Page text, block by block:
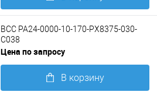
Подробнее
BCC PA24-0000-10-170-PX8375-030-
C038
Цена по запросу
В корзину